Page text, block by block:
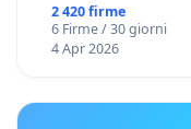
2 420 firme
6 Firme / 30 giorni
4 Apr 2026